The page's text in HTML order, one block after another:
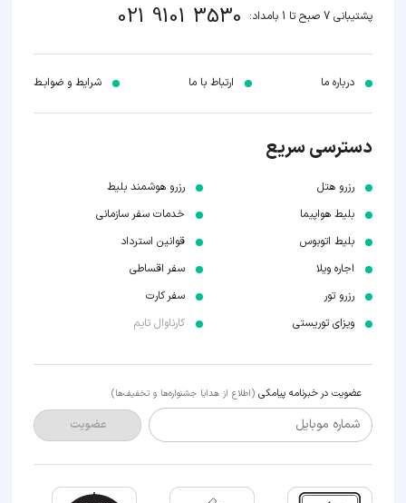
پشتیبانی 7 صبح تا 1 بامداد: 021 9101 3530
درباره ما ارتباط با ما شرایط و ضوابـط
دسترسی سریع
رزرو هتل
بلیط هواپیما
بلیط اتوبوس
اجاره ویلا
رزرو تور
ویزای توریستی
رزرو هوشمند بلیط
خدمات سفر سازمانی
قوانین استرداد
سفر اقساطی
سفر کارت
کارناوال تایم
عضویت در خبرنامه پیامکی (اطلاع از هدایا جشنواره‌ها و تخفیف‌ها)
شماره موبایل عضویت